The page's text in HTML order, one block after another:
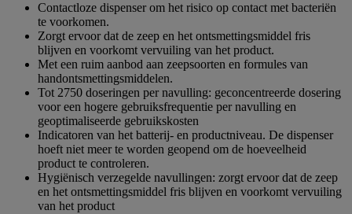
sterren.
Contactloze dispenser om het risico op contact met bacteriën
te voorkomen.
Zorgt ervoor dat de zeep en het ontsmettingsmiddel fris
blijven en voorkomt vervuiling van het product.
Met een ruim aanbod aan zeepsoorten en formules van
handontsmettingsmiddelen.
Tot 2750 doseringen per navulling: geconcentreerde dosering
voor een hogere gebruiksfrequentie per navulling en
geoptimaliseerde gebruikskosten
Indicatoren van het batterij- en productniveau. De dispenser
hoeft niet meer te worden geopend om de hoeveelheid
product te controleren.
Hygiënisch verzegelde navullingen: zorgt ervoor dat de zeep
en het ontsmettingsmiddel fris blijven en voorkomt vervuiling
van het product